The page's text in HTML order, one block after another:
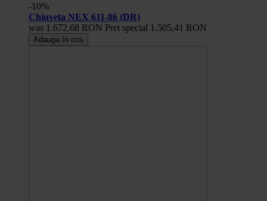
-10%
Chiuveta NEX 611-86 (DR)
was 1.672,68 RON Pret special 1.505,41 RON
Adauga în cos